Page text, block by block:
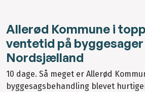
Allerød Kommune i
ventetid på byggesager
Nordsjælland
10 dage. Så meget er Allerød
byggesagsbehandling blevet